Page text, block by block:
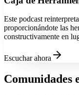
Este podcast
proporcionándote las
constructivamente en
Escuchar ahora
Comunidades